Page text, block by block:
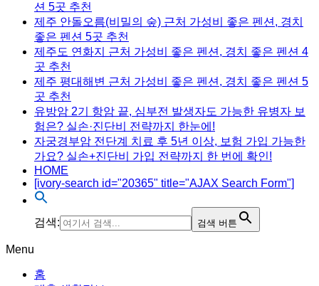
션 5곳 추천
제주 안돌오름(비밀의 숲) 근처 가성비 좋은 펜션, 경치
좋은 펜션 5곳 추천
제주도 연화지 근처 가성비 좋은 펜션, 경치 좋은 펜션 4
곳 추천
제주 평대해변 근처 가성비 좋은 펜션, 경치 좋은 펜션 5
곳 추천
유방암 2기 항암 끝, 심부전 발생자도 가능한 유병자 보
험은? 실손·진단비 전략까지 한눈에!
자궁경부암 전단계 치료 후 5년 이상, 보험 가입 가능한
가요? 실손+진단비 가입 전략까지 한 번에 확인!
HOME
[ivory-search id="20365" title="AJAX Search Form"]
검색: 검색 버튼
Menu
홈